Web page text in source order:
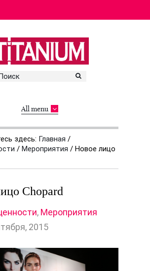
All menu
здесь: Главная /
/ Мероприятия / Новое лицо
Chopard
, Мероприятия
2015